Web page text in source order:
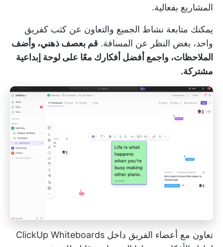
المشاريع بفعالية.
يمكنك متابعة نشاط الجميع والتعاون عن كثب كفريق
واحد، بغض النظر عن المسافة. قم بعصف ذهني، وأضف
الملاحظات، واجمع أفضل أفكارك معًا على لوحة إبداعية
مشتركة.
تعاون مع أعضاء الفريق داخل ClickUp Whiteboards